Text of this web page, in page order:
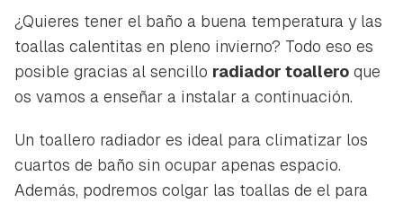
¿Quieres tener el baño a buena temperatura y las
toallas calentitas en pleno invierno? Todo eso es
posible gracias al sencillo radiador toallero que
os vamos a enseñar a instalar a continuación.
Un toallero radiador es ideal para climatizar los
cuartos de baño sin ocupar apenas espacio.
Además, podremos colgar las toallas de el para